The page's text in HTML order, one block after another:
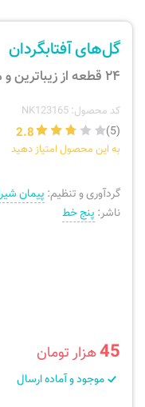
گل‌های آفتابگردان
۲۴ قطعه از زیباترین و مشهورترین قطعات گیتار
کد محصول: NK123165
(5)
2.8
به این محصول امتیاز دهید
گردآوری و تنظیم: پیمان
ناشر: پنج خط
45هزار تومان
موجود و آماده ارسال